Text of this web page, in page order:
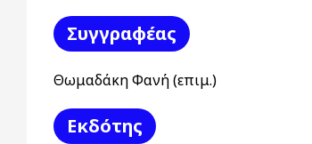
Συγγραφέας
Θωμαδάκη Φανή (επιμ.)
Εκδότης